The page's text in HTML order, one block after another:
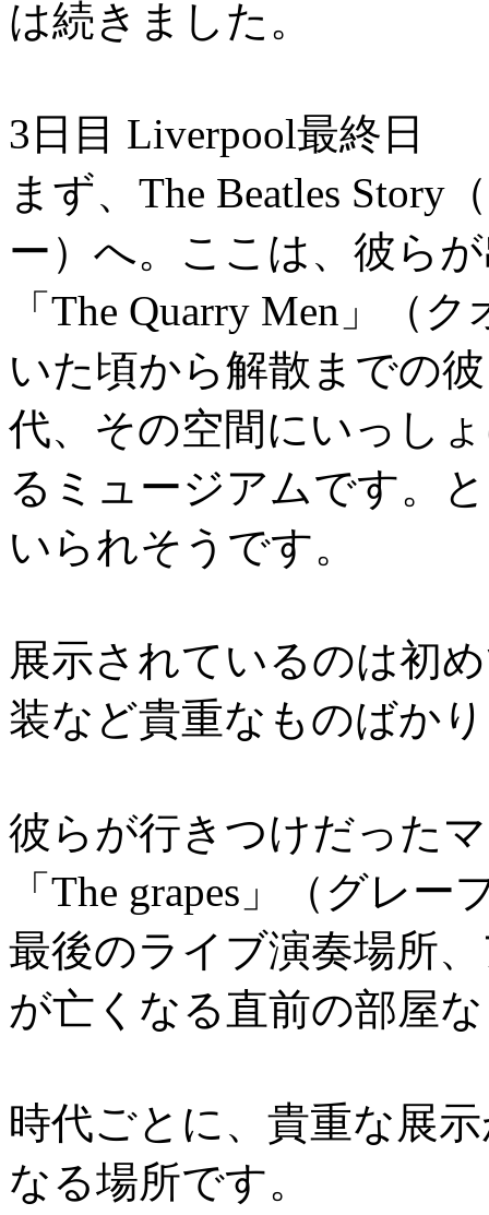
は続きました。
3日目 Liverpool最終日
まず、The Beatles
ー）へ。ここは、彼ら
「The Quarry Men」（
いた頃から解散までの
代、その空間にいっし
るミュージアムです。
いられそうです。
展示されているのは初
装など貴重なものばか
彼らが行きつけだった
「The grapes」（グレー
最後のライブ演奏場所
が亡くなる直前の部屋
時代ごとに、貴重な展
なる場所です。